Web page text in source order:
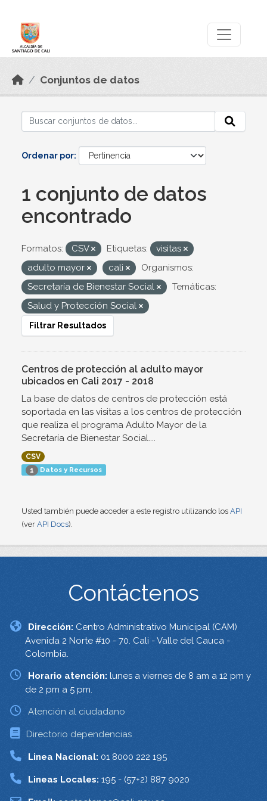
Conjuntos de datos
Ordenar por
1 conjunto de datos
encontrado
Formatos: CSV Etiquetas:
visitas
adulto mayor
cali
Organismos:
Secretaría de Bienestar Social
Temáticas:
Salud y Protección Social
Filtrar Resultados
Centros de protección al adulto mayor
ubicados en Cali 2017 - 2018
La base de datos de centros de protección está
soportada en las visitas a los centros de protección
que realiza el programa Adulto Mayor de la
Secretaría de Bienestar Social....
CSV
1 Datos y Recursos
Usted también puede acceder a este registro utilizando los API
(ver API Docs).
Contáctenos
Dirección: Centro Administrativo Municipal (CAM)
Avenida 2 Norte #10 - 70. Cali - Valle del Cauca -
Colombia.
Horario atención: lunes a viernes de 8 am a 12 pm y
de 2 pm a 5 pm.
Atención al ciudadano
Directorio dependencias
Linea Nacional: 01 8000 222 195
Lineas Locales: 195 - (57+2) 887 9020